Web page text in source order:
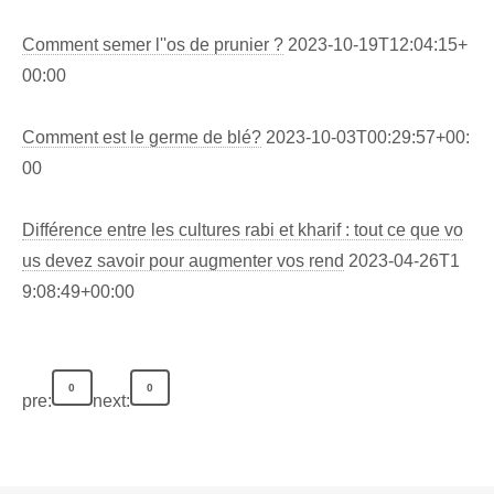
Comment semer l''os de prunier ? 2023-10-19T12:04:15+
00:00
Comment est le germe de blé? 2023-10-03T00:29:57+00:
00
Différence entre les cultures rabi et kharif : tout ce que vo
us devez savoir pour augmenter vos rend 2023-04-26T1
9:08:49+00:00
pre:
0
next:
0